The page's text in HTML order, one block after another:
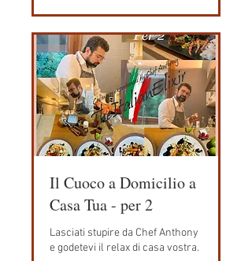
Il Cuoco a Domicilio a
Casa Tua - per 2
Lasciati stupire da Chef Anthony
e godetevi il relax di casa vostra.